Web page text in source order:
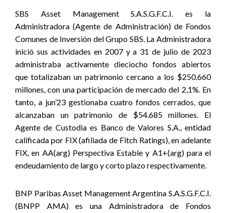
SBS Asset Management S.A.S.G.F.C.I. es la
Administradora (Agente de Administración) de Fondos
Comunes de Inversión del Grupo SBS. La Administradora
inició sus actividades en 2007 y a 31 de julio de 2023
administraba activamente dieciocho fondos abiertos
que totalizaban un patrimonio cercano a los $250.660
millones, con una participación de mercado del 2,1%. En
tanto, a jun’23 gestionaba cuatro fondos cerrados, que
alcanzaban un patrimonio de $54.685 millones. El
Agente de Custodia es Banco de Valores S.A., entidad
calificada por FIX (afiliada de Fitch Ratings), en adelante
FIX, en AA(arg) Perspectiva Estable y A1+(arg) para el
endeudamiento de largo y corto plazo respectivamente.
BNP Paribas Asset Management Argentina S.A.S.G.F.C.I.
(BNPP AMA) es una Administradora de Fondos